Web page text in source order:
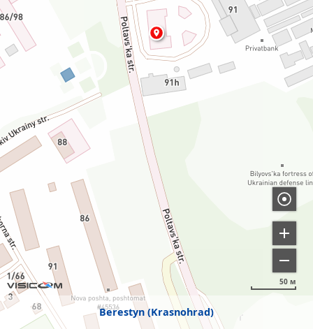
Berestyn (Krasnohrad)
50 м